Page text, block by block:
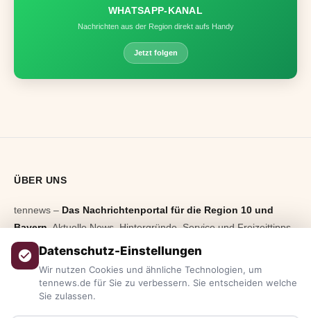
WHATSAPP-KANAL
Nachrichten aus der Region direkt aufs Handy
Jetzt folgen
ÜBER UNS
tennews – Das Nachrichtenportal für die Region 10 und
Bayern.Aktuelle News, Hintergründe, Service und Freizeittipps
aus allen Regionen, Städten und Landkreisen.
Blaulicht, von Kultur bis Sport, von Alltagstipps bis
Veranstaltungen – immer aktuell, immer aus Ihrer Nähe.
Datenschutz-Einstellungen
Wir nutzen Cookies und ähnliche Technologien, um
tennews.de für Sie zu verbessern. Sie entscheiden welche
Sie zulassen.